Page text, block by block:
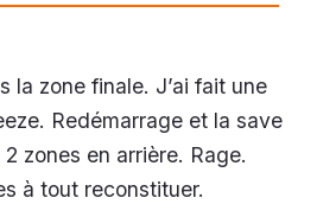
la zone finale. J’ai fait une
Redémarrage et la save
zones en arrière. Rage.
à tout reconstituer.